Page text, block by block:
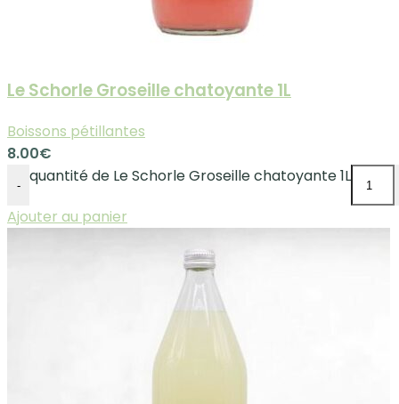
Le Schorle Groseille chatoyante 1L
Boissons pétillantes
8.00€
-
quantité de Le Schorle Groseille chatoyante 1L
Ajouter au panier